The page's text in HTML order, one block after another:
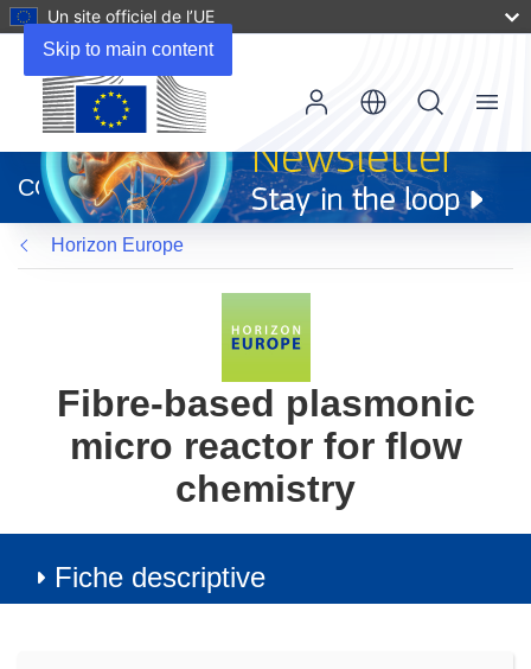
Skip to main content
Un site officiel de l’UE
dans
une
nouvelle
fenêtre)
CORDIS
Menu
Horizon Europe
Fibre-based plasmonic
micro reactor for flow
chemistry
Fiche descriptive